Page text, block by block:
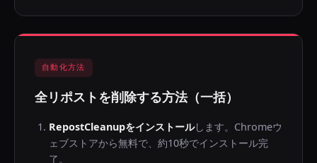
自動化方法
全リポストを削除する方法（一括）
RepostCleanupをインストールします。Chromeウ
ェブストアから無料で、約10秒でインストール完
了。